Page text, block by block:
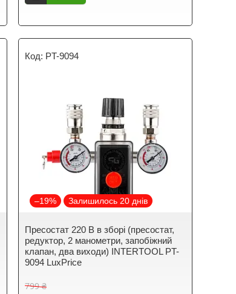
PT-9094
–19% Залишилось 20 днів
Пресостат 220 В в зборі (пресостат,
редуктор, 2 манометри, запобіжний
клапан, два виходи) INTERTOOL PT-
9094 LuxPrice
799 ₴